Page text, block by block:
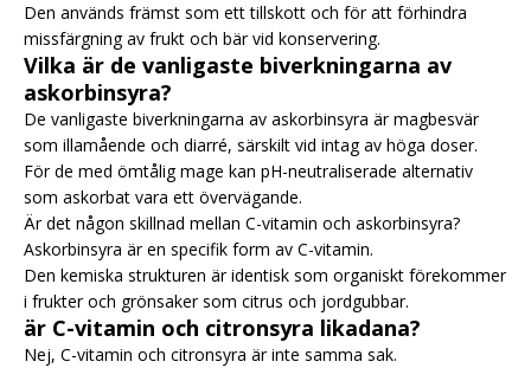
Den används främst som ett tillskott och för att förhindra
missfärgning av frukt och bär vid konservering.
Vilka är de vanligaste biverkningarna av
askorbinsyra?
De vanligaste biverkningarna av askorbinsyra är magbesvär
som illamående och diarré, särskilt vid intag av höga doser.
För de med ömtålig mage kan pH-neutraliserade alternativ
som askorbat vara ett övervägande.
Är det någon skillnad mellan C-vitamin och askorbinsyra?
Askorbinsyra är en specifik form av C-vitamin.
Den kemiska strukturen är identisk som organiskt förekommer
i frukter och grönsaker som citrus och jordgubbar.
är C-vitamin och citronsyra likadana?
Nej, C-vitamin och citronsyra är inte samma sak.